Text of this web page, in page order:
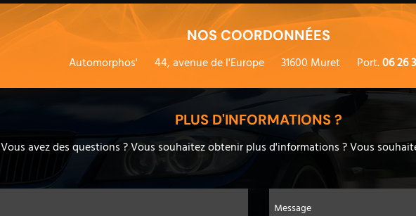
NOS COORDONNÉES
Automorphos'
44, avenue de l'Europe 31600 Muret Port.06 26
PLUS D'INFORMATIONS ?
Vous avez des questions ? Vous souhaitez obtenir plus d'informations ? Vous
Message